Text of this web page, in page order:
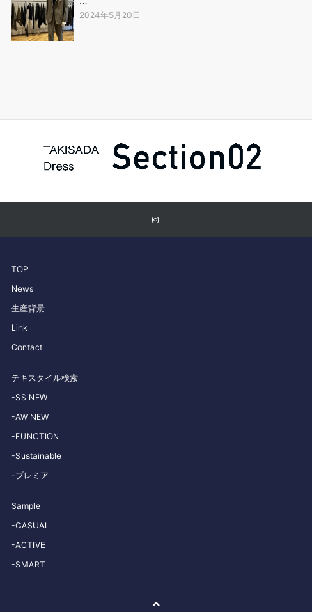
2024年5月20日
TOP
News
生産背景
Link
Contact
テキスタイル検索
-SS NEW
-AW NEW
-FUNCTION
-Sustainable
-プレミア
Sample
-CASUAL
-ACTIVE
-SMART